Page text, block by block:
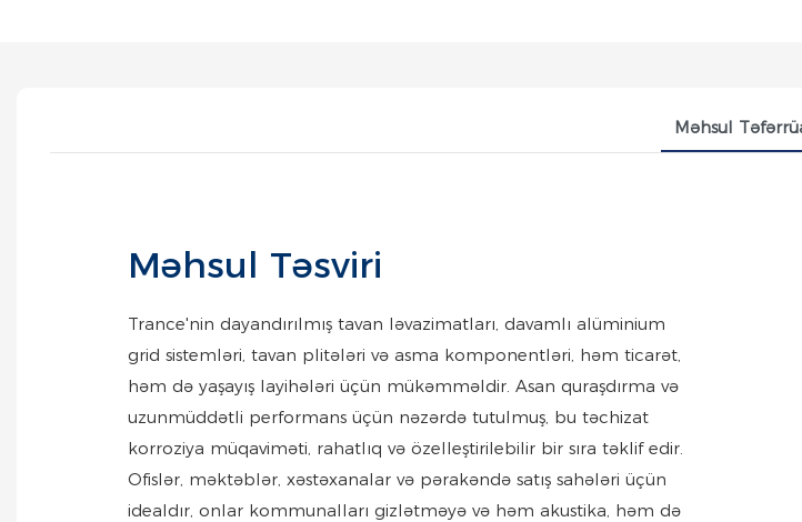
Məhsul
Məhsul Təsviri
Trance'nin dayandırılmış tavan ləvazimatları, davamlı alüminium
grid sistemləri, tavan plitələri və asma komponentləri, həm ticarət,
həm də yaşayış layihələri üçün mükəmməldir. Asan quraşdırma və
uzunmüddətli performans üçün nəzərdə tutulmuş, bu təchizat
korroziya müqaviməti, rahatlıq və özelleştirilebilir bir sıra təklif edir.
Ofislər, məktəblər, xəstəxanalar və pərakəndə satış sahələri üçün
idealdır, onlar kommunalları gizlətməyə və həm akustika, həm də